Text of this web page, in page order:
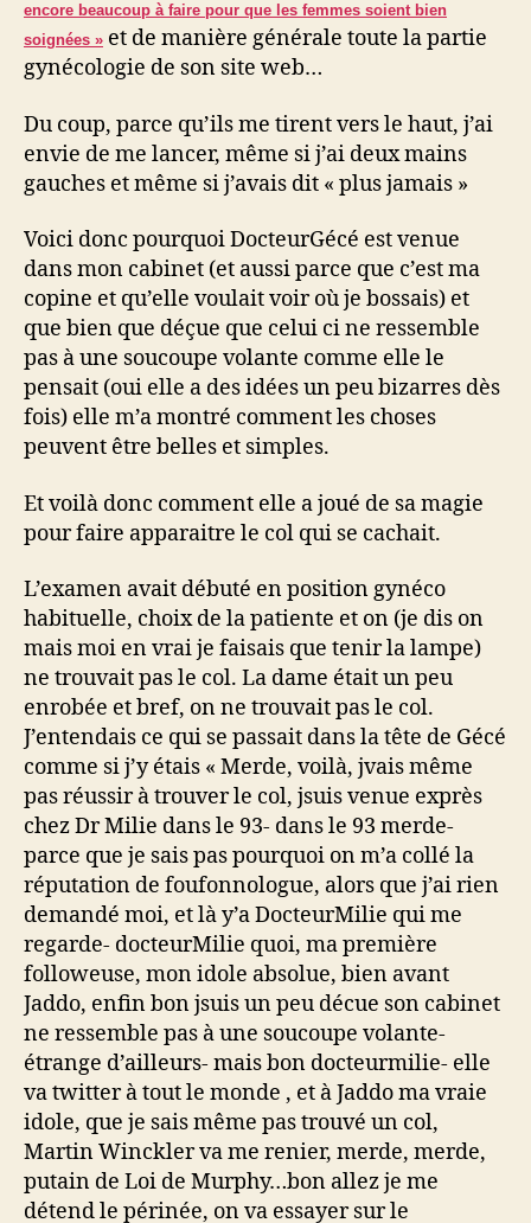
encore beaucoup à faire pour que les femmes soient bien
soignées » et de manière générale toute la partie
gynécologie de son site web…
Du coup, parce qu’ils me tirent vers le haut, j’ai
envie de me lancer, même si j’ai deux mains
gauches et même si j’avais dit « plus jamais »
Voici donc pourquoi DocteurGécé est venue
dans mon cabinet (et aussi parce que c’est ma
copine et qu’elle voulait voir où je bossais) et
que bien que déçue que celui ci ne ressemble
pas à une soucoupe volante comme elle le
pensait (oui elle a des idées un peu bizarres dès
fois) elle m’a montré comment les choses
peuvent être belles et simples.
Et voilà donc comment elle a joué de sa magie
pour faire apparaitre le col qui se cachait.
L’examen avait débuté en position gynéco
habituelle, choix de la patiente et on (je dis on
mais moi en vrai je faisais que tenir la lampe)
ne trouvait pas le col. La dame était un peu
enrobée et bref, on ne trouvait pas le col.
J’entendais ce qui se passait dans la tête de Gécé
comme si j’y étais « Merde, voilà, jvais même
pas réussir à trouver le col, jsuis venue exprès
chez Dr Milie dans le 93- dans le 93 merde-
parce que je sais pas pourquoi on m’a collé la
réputation de foufonnologue, alors que j’ai rien
demandé moi, et là y’a DocteurMilie qui me
regarde- docteurMilie quoi, ma première
followeuse, mon idole absolue, bien avant
Jaddo, enfin bon jsuis un peu décue son cabinet
ne ressemble pas à une soucoupe volante-
étrange d’ailleurs- mais bon docteurmilie- elle
va twitter à tout le monde , et à Jaddo ma vraie
idole, que je sais même pas trouvé un col,
Martin Winckler va me renier, merde, merde,
putain de Loi de Murphy…bon allez je me
détend le périnée, on va essayer sur le